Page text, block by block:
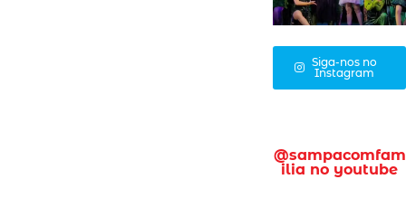
Siga-nos no
Instagram
@sampacomfam
ilia no youtube